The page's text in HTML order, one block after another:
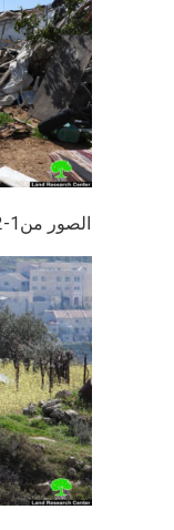
الصور من1-2: هدم غرفة محمد مصطفى صبيح